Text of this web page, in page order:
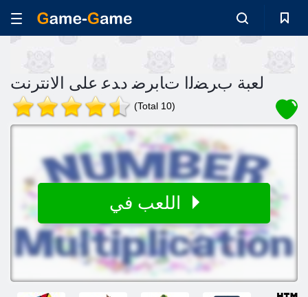
لعبة ﺏﺮﻀﻟﺍ ﺕﺎﺑﺮﺿ ﺩﺪﻋ على الانترنت
(Total 10)